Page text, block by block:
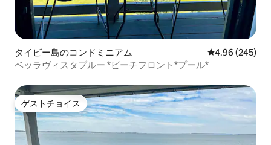
タイビー島のコンドミニアム レビュー245
4.96 (245)
ベッラヴィスタブルー *ビーチフロント*プール*
ゲストチョイス
ゲストチョイス